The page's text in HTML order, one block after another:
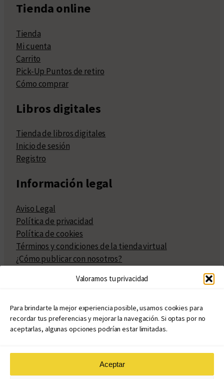
Valoramos tu privacidad
Para brindarte la mejor experiencia posible, usamos cookies para
recordar tus preferencias y mejorar la navegación. Si optas por no
aceptarlas, algunas opciones podrían estar limitadas.
Aceptar
Tienda online
Tienda
Mi cuenta
Carrito
Pick-Up Puntos de retiro
Cómo comprar
Libros digitales
Tienda de libros digitales
Inicio de sesión
Registro
Información legal
Aviso Legal
Política de privacidad
Política de cookies
Términos y condiciones de la tienda virtual
¿Cómo publicar con nosotros?
Políticas de publicación
Políticas de coedición
Atribuciones